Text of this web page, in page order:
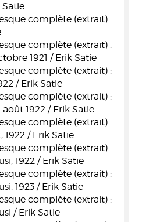
complète (extrait) :
complète (extrait) :
1921 / Erik Satie
complète (extrait) :
/ Erik Satie
complète (extrait) :
1922 / Erik Satie
complète (extrait) :
/ Erik Satie
complète (extrait) :
1922 / Erik Satie
complète (extrait) :
1923 / Erik Satie
complète (extrait) :
/ Erik Satie